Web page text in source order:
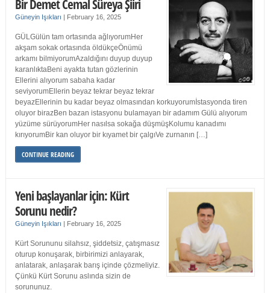
Bir Demet Cemal Süreya Şiiri
Güneyin Işıkları | February 16, 2025
GÜLGülün tam ortasında ağlıyorumHer
akşam sokak ortasında öldükçeÖnümü
arkamı bilmiyorumAzaldığını duyup duyup
karanlıktaBeni ayakta tutan gözlerinin
Ellerini alıyorum sabaha kadar
seviyorumEllerin beyaz tekrar beyaz tekrar
beyazEllerinin bu kadar beyaz olmasından korkuyorumİstasyonda tiren
oluyor birazBen bazan istasyonu bulamayan bir adamım Gülü alıyorum
yüzüme sürüyorumHer nasılsa sokağa düşmüşKolumu kanadımı
kırıyorumBir kan oluyor bir kıyamet bir çalgıVe zurnanın […]
CONTINUE READING
Yeni başlayanlar için: Kürt
Sorunu nedir?
Güneyin Işıkları | February 16, 2025
Kürt Sorununu silahsız, şiddetsiz, çatışmasız
oturup konuşarak, birbirimizi anlayarak,
anlatarak, anlaşarak barış içinde çözmeliyiz.
Çünkü Kürt Sorunu aslında sizin de
sorununuz.